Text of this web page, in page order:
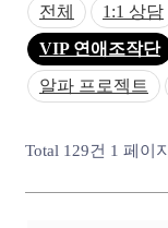
전체 1:1 상담
VIP 연애조작단
알파 프로젝트
Total 129건 1 페이지